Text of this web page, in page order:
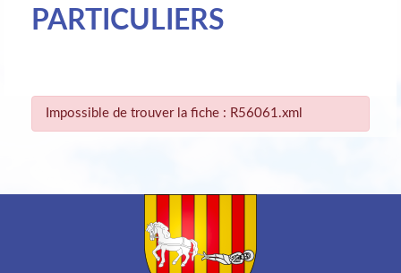
PARTICULIERS
Impossible de trouver la fiche : R56061.xml